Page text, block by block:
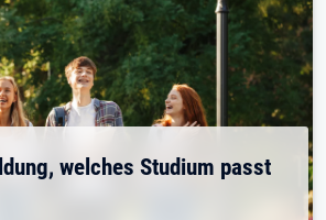
welches Studium passt